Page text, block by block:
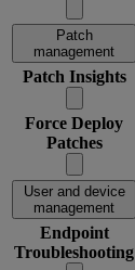
Patch
management
Patch Insights
Force Deploy
Patches
User and device
management
Endpoint
Troubleshooting